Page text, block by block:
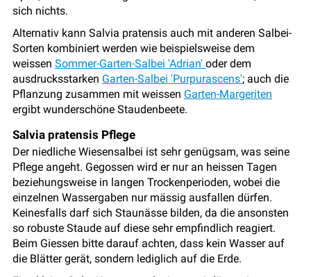
sich nichts.
Alternativ kann Salvia pratensis auch mit anderen Salbei-
Sorten kombiniert werden wie beispielsweise dem
weissen Sommer-Garten-Salbei 'Adrian' oder dem
ausdrucksstarken Garten-Salbei 'Purpurascens'; auch die
Pflanzung zusammen mit weissen Garten-Margeriten
ergibt wunderschöne Staudenbeete.
Salvia pratensis Pflege
Der niedliche Wiesensalbei ist sehr genügsam, was seine
Pflege angeht. Gegossen wird er nur an heissen Tagen
beziehungsweise in langen Trockenperioden, wobei die
einzelnen Wassergaben nur mässig ausfallen dürfen.
Keinesfalls darf sich Staunässe bilden, da die ansonsten
so robuste Staude auf diese sehr empfindlich reagiert.
Beim Giessen bitte darauf achten, dass kein Wasser auf
die Blätter gerät, sondern lediglich auf die Erde.